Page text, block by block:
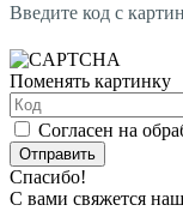
Введите код с
Поменять картинку
Согласен на
Отправить
Спасибо!
С вами свяжется